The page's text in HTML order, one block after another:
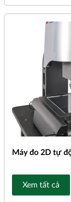
Máy đo 2D tự
Xem tất cả